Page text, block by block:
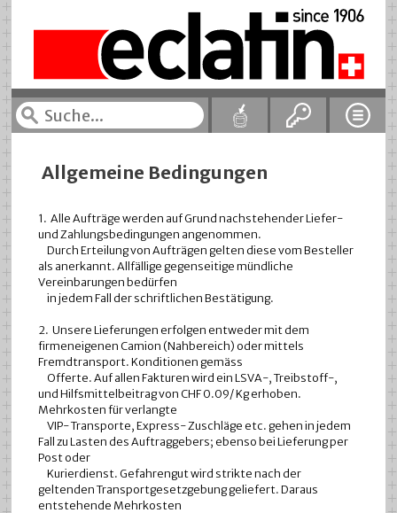
Allgemeine Bedingungen
1. Alle Aufträge werden auf Grund nachstehender Liefer-
und Zahlungsbedingungen angenommen.
Durch Erteilung von Aufträgen gelten diese vom Besteller
als anerkannt. Allfällige gegenseitige mündliche
Vereinbarungen bedürfen
in jedem Fall der schriftlichen Bestätigung.
2. Unsere Lieferungen erfolgen entweder mit dem
firmeneigenen Camion (Nahbereich) oder mittels
Fremdtransport. Konditionen gemäss
Offerte. Auf allen Fakturen wird ein LSVA-, Treibstoff-,
und Hilfsmittelbeitrag von CHF 0.09/ Kg erhoben.
Mehrkosten für verlangte
VIP- Transporte, Express- Zuschläge etc. gehen in jedem
Fall zu Lasten des Auftraggebers; ebenso bei Lieferung per
Post oder
Kurierdienst. Gefahrengut wird strikte nach der
geltenden Transportgesetzgebung geliefert. Daraus
entstehende Mehrkosten